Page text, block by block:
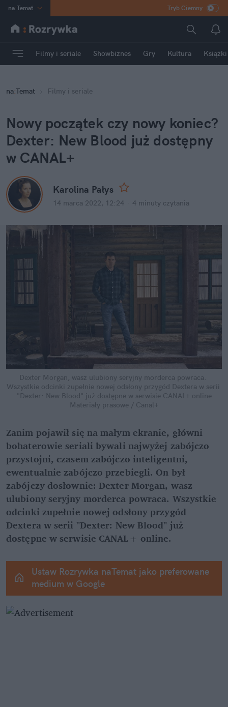
na:Temat
INN Poland
mama
Rozrywka
Tryb Ciemny
Filmy i seriale Showbiznes Gry Kultura Książki
na:Temat Filmy i seriale
Nowy początek czy nowy koniec?
Dexter: New Blood już dostępny
w CANAL+
Karolina Pałys
14 marca 2022, 12:24 4 minuty czytania
Dexter Morgan, wasz ulubiony seryjny morderca powraca.
Wszystkie odcinki zupełnie nowej odsłony przygód Dextera w serii
"Dexter: New Blood" już dostępne w serwisie CANAL+ online
Materiały prasowe / Canal+
Zanim pojawił się na małym ekranie, główni
bohaterowie seriali bywali najwyżej zabójczo
przystojni, czasem zabójczo inteligentni,
ewentualnie zabójczo przebiegli. On był
zabójczy dosłownie: Dexter Morgan, wasz
ulubiony seryjny morderca powraca. Wszystkie
odcinki zupełnie nowej odsłony przygód
Dextera w serii "Dexter: New Blood" już
dostępne w serwisie CANAL+ online.
Ustaw Rozrywka naTemat jako preferowane
medium w Google